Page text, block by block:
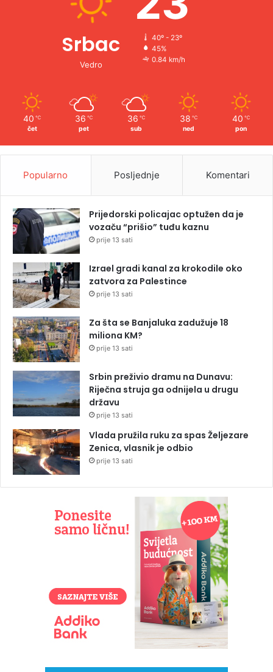
Srbac
Vedro
40º - 23º
45%
0.84 km/h
40 ℃
čet
36 ℃
pet
36 ℃
sub
38 ℃
ned
40 ℃
pon
Popularno Posljednje Komentari
Prijedorski policajac optužen da je
vozaču “prišio” tuđu kaznu
prije 13 sati
Izrael gradi kanal za krokodile oko
zatvora za Palestince
prije 13 sati
Za šta se Banjaluka zadužuje 18
miliona KM?
prije 13 sati
Srbin preživio dramu na Dunavu:
Riječna struja ga odnijela u drugu
državu
prije 13 sati
Vlada pružila ruku za spas Željezare
Zenica, vlasnik je odbio
prije 13 sati